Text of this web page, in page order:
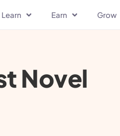
Learn Earn Grow
Novel